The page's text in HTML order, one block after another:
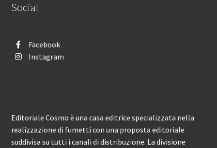
Social
Facebook
Instagram
Editoriale Cosmo è una casa editrice specializzata nella
realizzazione di fumetti con una proposta editoriale
suddivisa su tutti i canali di distribuzione. La divisione